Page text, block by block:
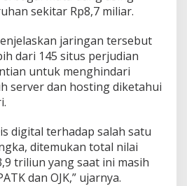
sekitar Rp8,7 miliar.
jaringan tersebut
dari 145 situs perjudian
untuk menghindari
server dan hosting diketahui
digital terhadap salah satu
ditemukan total nilai
triliun yang saat ini masih
dan OJK,” ujarnya.